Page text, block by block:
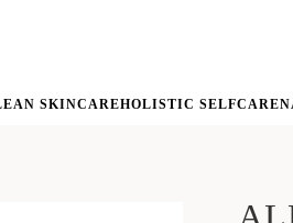
SKINCAREHOLISTIC SELFCARE